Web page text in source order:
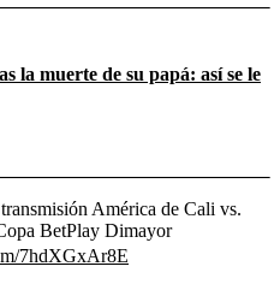
la muerte de su papá: así se le
América de Cali vs.
BetPlay Dimayor
7hdXGxAr8E